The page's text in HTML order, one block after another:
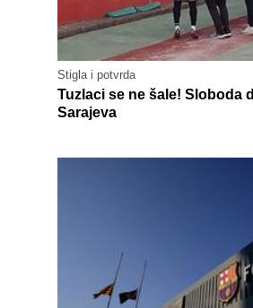
Stigla i potvrda
Tuzlaci se ne šale! Sloboda
Sarajeva